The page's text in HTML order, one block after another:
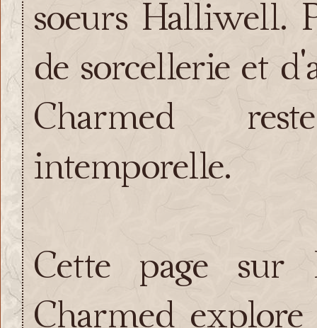
soeurs Halliwell.
de sorcellerie et
Charmed
intemporelle.
Cette page sur
Charmed